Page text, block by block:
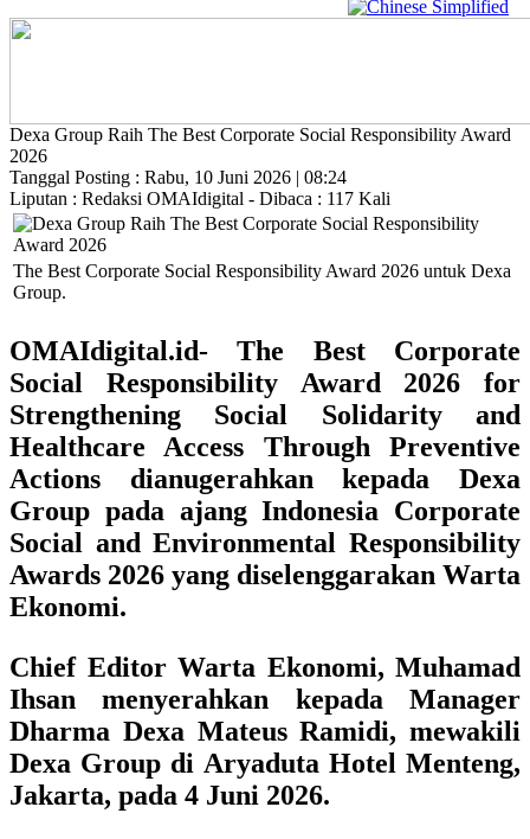
Dexa Group Raih The Best Corporate Social Responsibility Award
2026
Tanggal Posting : Rabu, 10 Juni 2026 | 08:24
Liputan : Redaksi OMAIdigital - Dibaca : 117 Kali
The Best Corporate Social Responsibility Award 2026 untuk Dexa
Group.
OMAIdigital.id- The Best Corporate
Social Responsibility Award 2026 for
Strengthening Social Solidarity and
Healthcare Access Through Preventive
Actions dianugerahkan kepada Dexa
Group pada ajang Indonesia Corporate
Social and Environmental Responsibility
Awards 2026 yang diselenggarakan Warta
Ekonomi.
Chief Editor Warta Ekonomi, Muhamad
Ihsan menyerahkan kepada Manager
Dharma Dexa Mateus Ramidi, mewakili
Dexa Group di Aryaduta Hotel Menteng,
Jakarta, pada 4 Juni 2026.